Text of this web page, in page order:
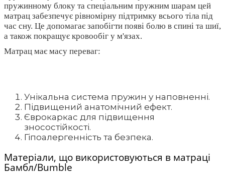
пружинному блоку та спеціальним пружним шарам цей
матрац забезпечує рівномірну підтримку всього тіла під
час сну. Це допомагає запобігти появі болю в спині та шиї,
а також покращує кровообіг у м'язах.
Матрац має масу переваг:
Унікальна система пружин у наповненні.
Підвищений анатомічний ефект.
Єврокаркас для підвищення
зносостійкості.
Гіпоалергенність та безпека.
Матеріали, що використовуються в матраці
Бамбл/Bumble